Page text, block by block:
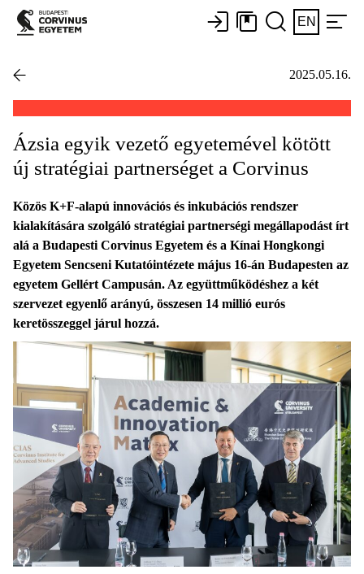
EN
2025.05.16.
Ázsia egyik vezető egyetemével kötött
új stratégiai partnerséget a Corvinus
Közös K+F-alapú innovációs és inkubációs rendszer
kialakítására szolgáló stratégiai partnerségi megállapodást írt
alá a Budapesti Corvinus Egyetem és a Kínai Hongkongi
Egyetem Sencseni Kutatóintézete május 16-án Budapesten az
egyetem Gellért Campusán. Az együttműködéshez a két
szervezet egyenlő arányú, összesen 14 millió eurós
keretösszeggel járul hozzá.